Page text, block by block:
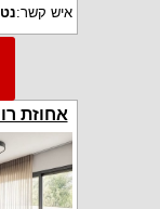
איש קשר:
אחוזת